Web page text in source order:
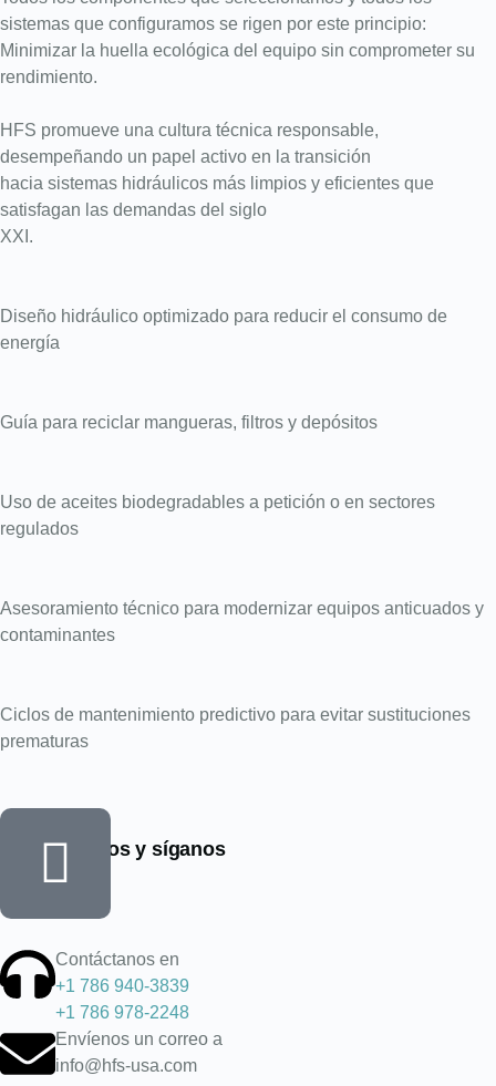
sistemas que configuramos se rigen por este principio:
Minimizar la huella ecológica del equipo sin comprometer su
rendimiento.
HFS promueve una cultura técnica responsable,
desempeñando un papel activo en la transición
hacia sistemas hidráulicos más limpios y eficientes que
satisfagan las demandas del siglo
XXI.
Diseño hidráulico optimizado para reducir el consumo de
energía
Guía para reciclar mangueras, filtros y depósitos
Uso de aceites biodegradables a petición o en sectores
regulados
Asesoramiento técnico para modernizar equipos anticuados y
contaminantes
Ciclos de mantenimiento predictivo para evitar sustituciones
prematuras
Encuéntrenos y síganos
Contáctanos en
+1 786 940-3839
+1 786 978-2248
Envíenos un correo a
info@hfs-usa.com